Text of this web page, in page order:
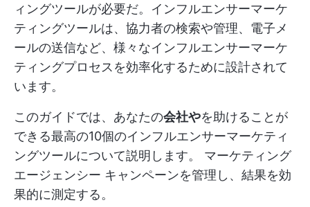
ィングツールが必要だ。インフルエンサーマーケ
ティングツールは、協力者の検索や管理、電子メ
ールの送信など、様々なインフルエンサーマーケ
ティングプロセスを効率化するために設計されて
います。
このガイドでは、あなたの会社やを助けることが
できる最高の10個のインフルエンサーマーケティ
ングツールについて説明します。 マーケティング
エージェンシー キャンペーンを管理し、結果を効
果的に測定する。